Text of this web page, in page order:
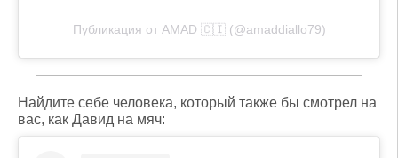
Публикация от AMAD 🇨🇮 (@amaddiallo79)
Найдите себе человека, который также бы смотрел на
вас, как Давид на мяч: